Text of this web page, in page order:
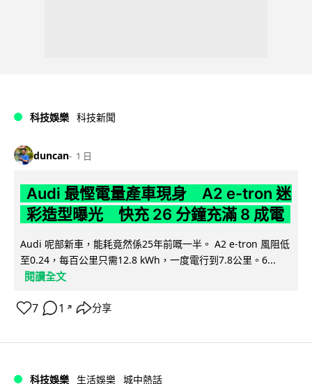
科技娛樂 科技新聞
duncan 1 日
Audi 最慳電量產車現身 A2 e-tron 迷
彩造型曝光 快充 26 分鐘充滿 8 成電
Audi 呢部新車，能耗竟然係25年前嘅一半。 A2 e-tron 風阻低
至0.24，每百公里只需12.8 kWh，一度電行到7.8公里。6...
閱讀全文
7 1 ↗ 分享
科技娛樂 生活娛樂 城中熱話